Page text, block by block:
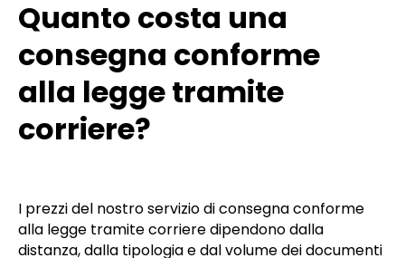
Quanto costa una
consegna conforme
alla legge tramite
corriere?
I prezzi del nostro servizio di consegna conforme
alla legge tramite corriere dipendono dalla
distanza, dalla tipologia e dal volume dei documenti